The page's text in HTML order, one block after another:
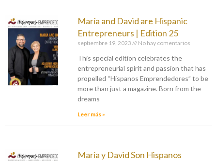
María and David are Hispanic
Entrepreneurs | Edition 25
septiembre 19, 2023 No hay comentarios
This special edition celebrates the
entrepreneurial spirit and passion that has
propelled “Hispanos Emprendedores” to be
more than just a magazine. Born from the
dreams
Leer más »
María y David Son Hispanos